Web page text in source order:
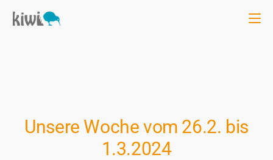
Unsere Woche vom 26.2. bis
1.3.2024